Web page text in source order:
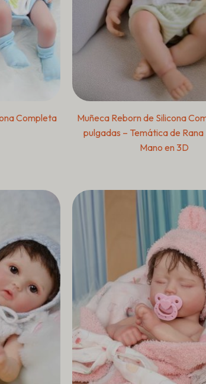
Completa
Muñeca Reborn de Silicona
pulgadas – Temática de
Mano en 3D